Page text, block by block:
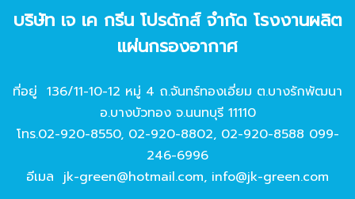
บริษัท เจ เค กรีน โปรดักส์ จํากัด โรงงานผลิต
แผ่นกรองอากาศ
ที่อยู่ 136/11-10-12 หมู่ 4 ถ.จันทร์ทองเอี่ยม ต.บางรักพัฒนา
อ.บางบัวทอง จ.นนทบุรี 11110
โทร.02-920-8550, 02-920-8802, 02-920-8588 099-
246-6996
อีเมล jk-green@hotmail.com, info@jk-green.com